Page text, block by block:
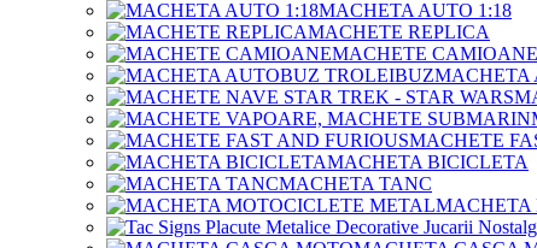
MACHETA AUTO 1:18
MACHETE REPLICA
MACHETE CAMIOANE
MACHETA
MACHETE
MACHETA BICICLETA
MACHETA TANC
MACHETA